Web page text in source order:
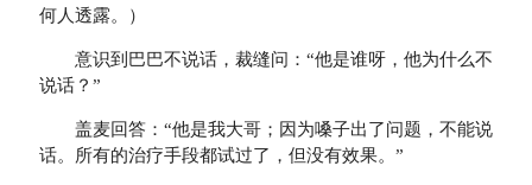
何人透露。）
意识到巴巴不说话，裁缝问：“他是谁呀，他为什么不
说话？”
盖麦回答：“他是我大哥；因为嗓子出了问题，不能说
话。所有的治疗手段都试过了，但没有效果。”